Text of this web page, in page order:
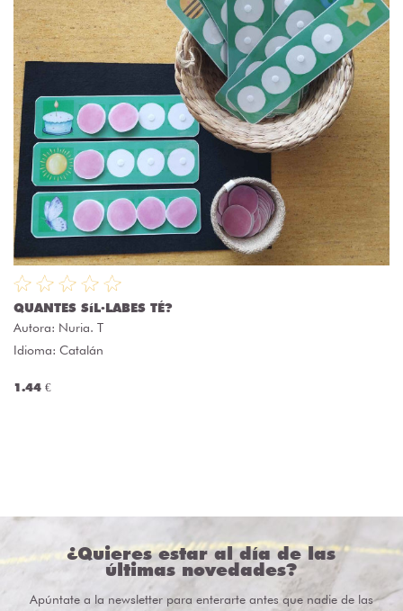
QUANTES SíL·LABES TÉ?
Autora: Nuria. T
Idioma: Catalán
1.44 €
¿Quieres estar al día de las
últimas novedades?
Apúntate a la newsletter para enterarte antes que nadie de las